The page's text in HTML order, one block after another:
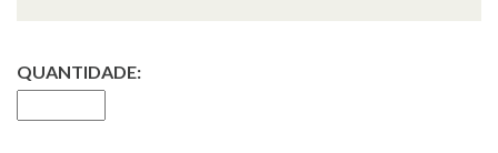
QUANTIDADE: